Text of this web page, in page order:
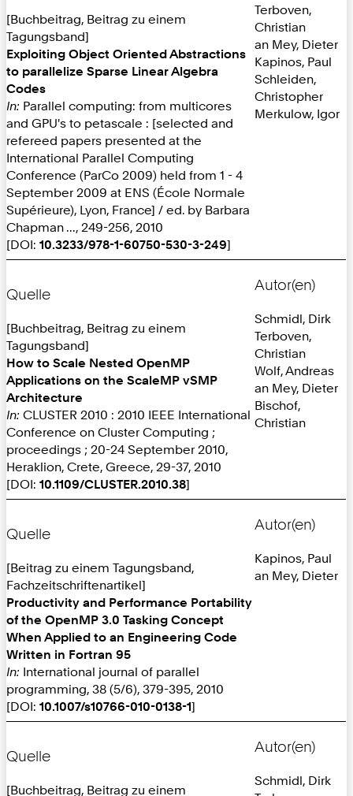
[Buchbeitrag, Beitrag zu einem
Tagungsband]
Exploiting Object Oriented Abstractions
to parallelize Sparse Linear Algebra
Codes
In: Parallel computing: from multicores
and GPU's to petascale : [selected and
refereed papers presented at the
International Parallel Computing
Conference (ParCo 2009) held from 1 - 4
September 2009 at ENS (École Normale
Supérieure), Lyon, France] / ed. by Barbara
Chapman ..., 249-256, 2010
[DOI: 10.3233/978-1-60750-530-3-249]
Terboven,
Christian
an Mey, Dieter
Kapinos, Paul
Schleiden,
Christopher
Merkulow, Igor
Quelle
[Buchbeitrag, Beitrag zu einem
Tagungsband]
How to Scale Nested OpenMP
Applications on the ScaleMP vSMP
Architecture
In: CLUSTER 2010 : 2010 IEEE International
Conference on Cluster Computing ;
proceedings ; 20-24 September 2010,
Heraklion, Crete, Greece, 29-37, 2010
[DOI: 10.1109/CLUSTER.2010.38]
Autor(en)
Schmidl, Dirk
Terboven,
Christian
Wolf, Andreas
an Mey, Dieter
Bischof,
Christian
Quelle
[Beitrag zu einem Tagungsband,
Fachzeitschriftenartikel]
Productivity and Performance Portability
of the OpenMP 3.0 Tasking Concept
When Applied to an Engineering Code
Written in Fortran 95
In: International journal of parallel
programming, 38 (5/6), 379-395, 2010
[DOI: 10.1007/s10766-010-0138-1]
Autor(en)
Kapinos, Paul
an Mey, Dieter
Quelle
[Buchbeitrag, Beitrag zu einem
Autor(en)
Schmidl, Dirk